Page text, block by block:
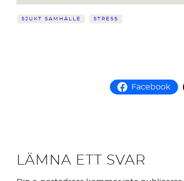
SJUKT SAMHÄLLE STRESS
Facebook
LÄMNA ETT SVAR